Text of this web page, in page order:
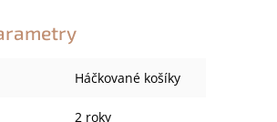
Háčkované košíky
2 roky